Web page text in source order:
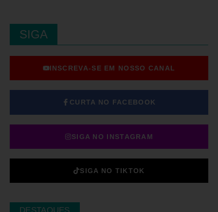
SIGA
INSCREVA-SE EM NOSSO CANAL
CURTA NO FACEBOOK
SIGA NO INSTAGRAM
SIGA NO TIKTOK
DESTAQUES